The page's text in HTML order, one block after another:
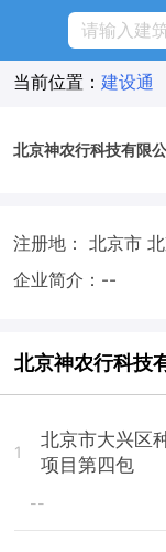
当前位置： 建设通
北京神农行科技有限
注册地： 北京市
企业简介：--
北京神农行科技
1
北京市大兴区
项目第四包
--